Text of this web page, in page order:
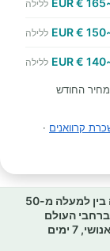
ללילה
ללילה
ללילה
החודש
קרוואנים ·
השוואה בין למעלה מ-50
העולם
שירות אנושי, 7 ימים